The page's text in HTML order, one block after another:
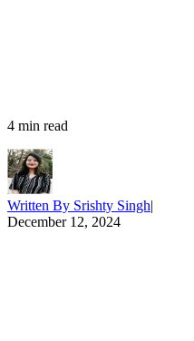
4 min read
Written By Srishty Singh|
December 12, 2024